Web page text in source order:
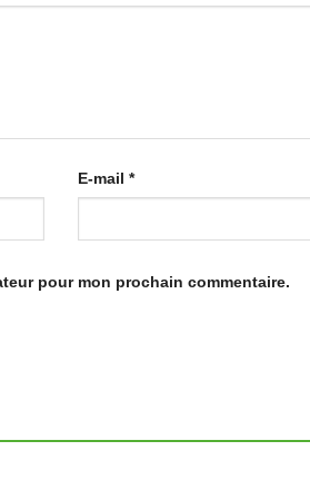
E-mail *
pour mon prochain commentaire.